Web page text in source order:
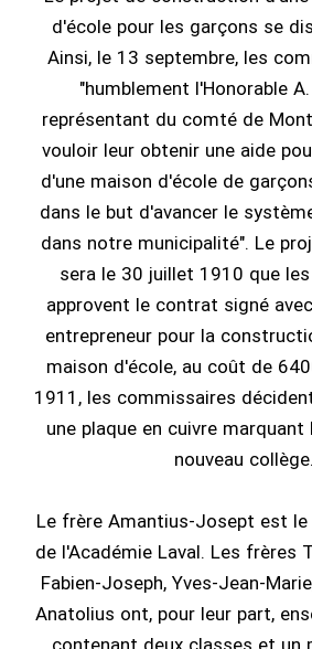
d'école pour les garçons se
Ainsi, le 13 septembre, les
"humblement l'Honorable
représentant du comté de
vouloir leur obtenir une aide
d'une maison d'école de
dans le but d'avancer le
dans notre municipalité". Le
sera le 30 juillet 1910 que
approvent le contrat signé
entrepreneur pour la
maison d'école, au coût de
1911, les commissaires
une plaque en cuivre
nouveau collège.
Le frère Amantius-Josept est
de l'Académie Laval. Les frères
Fabien-Joseph, Yves-Jean-
Anatolius ont, pour leur part,